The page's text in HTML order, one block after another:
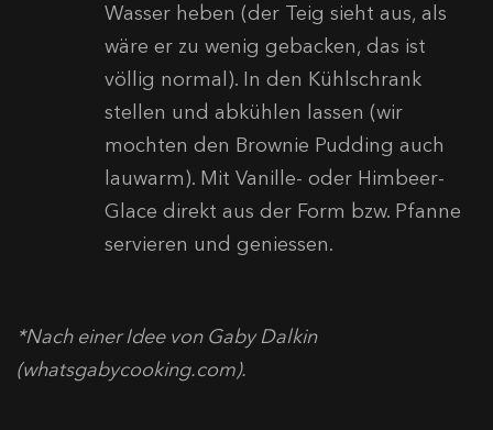
Wasser heben (der Teig sieht aus, als
wäre er zu wenig gebacken, das ist
völlig normal). In den Kühlschrank
stellen und abkühlen lassen (wir
mochten den Brownie Pudding auch
lauwarm). Mit Vanille- oder Himbeer-
Glace direkt aus der Form bzw. Pfanne
servieren und geniessen.
*Nach einer Idee von Gaby Dalkin
(whatsgabycooking.com).